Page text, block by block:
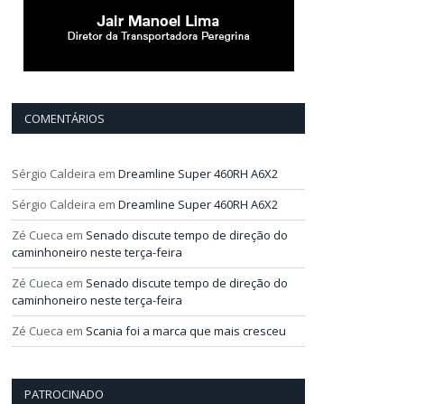
COMENTÁRIOS
Sérgio Caldeira em Dreamline Super 460RH A6X2
Sérgio Caldeira em Dreamline Super 460RH A6X2
Zé Cueca em Senado discute tempo de direção do
caminhoneiro neste terça-feira
Zé Cueca em Senado discute tempo de direção do
caminhoneiro neste terça-feira
Zé Cueca em Scania foi a marca que mais cresceu
PATROCINADO